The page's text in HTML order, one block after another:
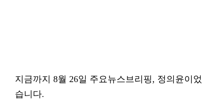
지금까지 8월 26일 주요뉴스브리핑, 정의윤이었
습니다.